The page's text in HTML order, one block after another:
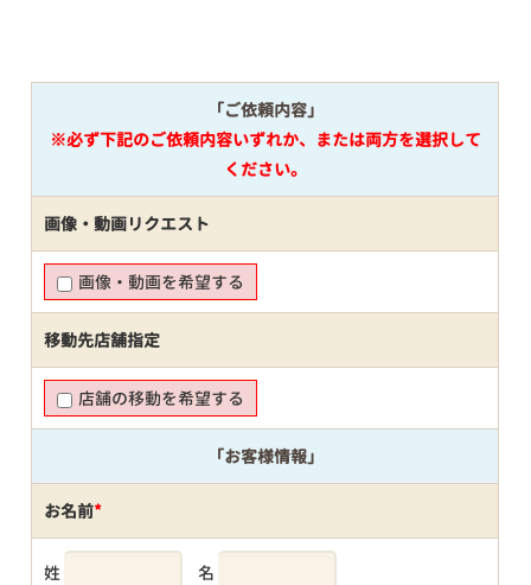
「ご依頼内容」
※必ず下記のご依頼内容いずれか、または両方を選択して
ください。
画像・動画リクエスト
画像・動画を希望する
移動先店舗指定
店舗の移動を希望する
「お客様情報」
お名前*
姓 名